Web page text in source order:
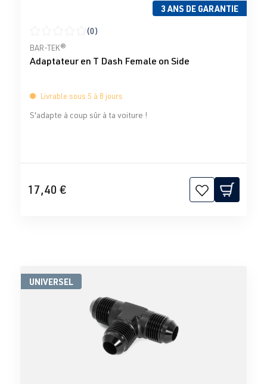
3 ANS DE GARANTIE
Note moyenne de 0 sur 5 étoiles
(0)
BAR-TEK®
Adaptateur en T Dash Female on Side
Livrable sous 5 à 8 jours
S'adapte à coup sûr à ta voiture !
17,40 €
UNIVERSEL